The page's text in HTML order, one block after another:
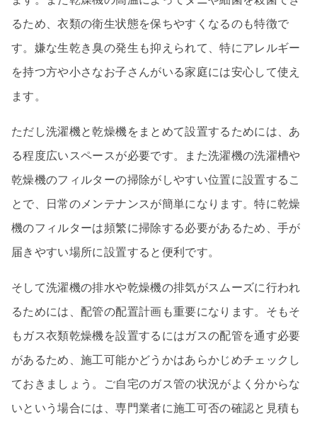
るため、衣類の衛生状態を保ちやすくなるのも特徴で
す。嫌な生乾き臭の発生も抑えられて、特にアレルギー
を持つ方や小さなお子さんがいる家庭には安心して使え
ます。
ただし洗濯機と乾燥機をまとめて設置するためには、あ
る程度広いスペースが必要です。また洗濯機の洗濯槽や
乾燥機のフィルターの掃除がしやすい位置に設置するこ
とで、日常のメンテナンスが簡単になります。特に乾燥
機のフィルターは頻繁に掃除する必要があるため、手が
届きやすい場所に設置すると便利です。
そして洗濯機の排水や乾燥機の排気がスムーズに行われ
るためには、配管の配置計画も重要になります。そもそ
もガス衣類乾燥機を設置するにはガスの配管を通す必要
があるため、施工可能かどうかはあらかじめチェックし
ておきましょう。ご自宅のガス管の状況がよく分からな
いという場合には、専門業者に施工可否の確認と見積も